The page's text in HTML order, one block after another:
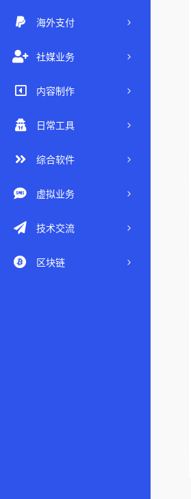
海外支付
社媒业务
内容制作
日常工具
综合软件
虚拟业务
技术交流
区块链